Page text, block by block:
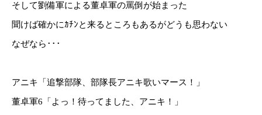
そして劉備軍による董卓軍の罵倒が始まった
聞けば確かにｶﾁﾝと来るところもあるがどうも思わない
なぜなら･･･
アニキ「追撃部隊、部隊長アニキ歌いマース！」
董卓軍6「よっ！待ってました、アニキ！」